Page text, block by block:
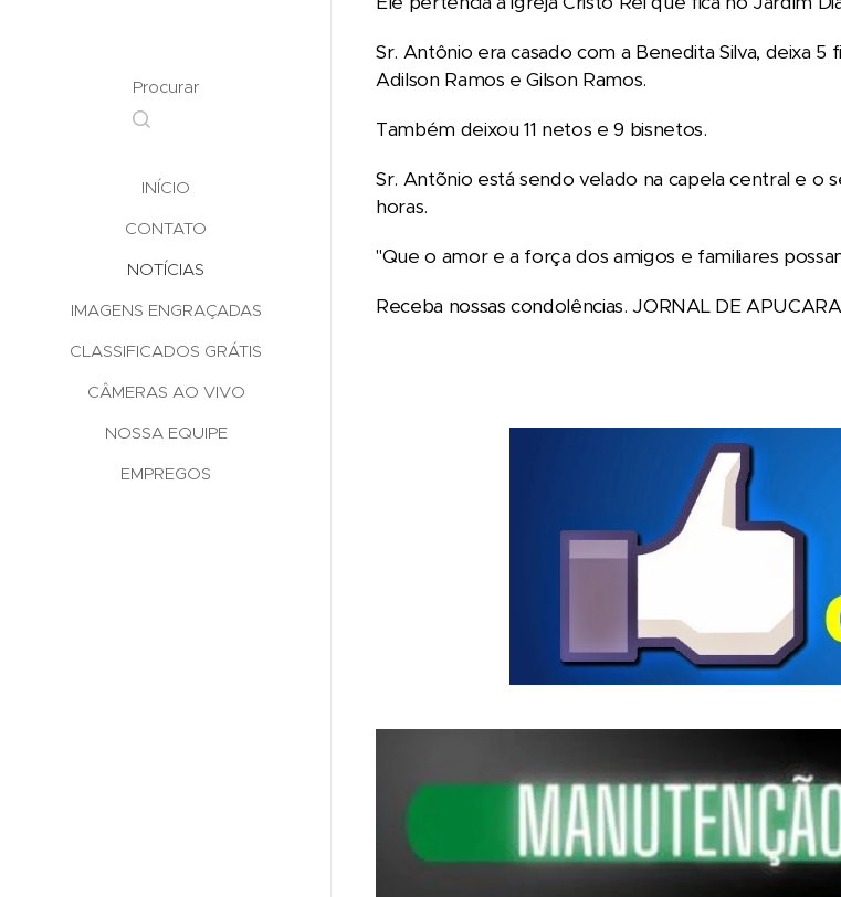
Procurar
INÍCIO
CONTATO
NOTÍCIAS
IMAGENS ENGRAÇADAS
CLASSIFICADOS GRÁTIS
CÂMERAS AO VIVO
NOSSA EQUIPE
EMPREGOS
Sr. Antônio era casado com a Benedita Silva, deixa 5
Adilson Ramos e Gilson Ramos.
Também deixou 11 netos e 9 bisnetos.
Sr. Antõnio está sendo velado na capela central e o
horas.
"Que o amor e a força dos amigos e familiares
Receba nossas condolências. JORNAL DE